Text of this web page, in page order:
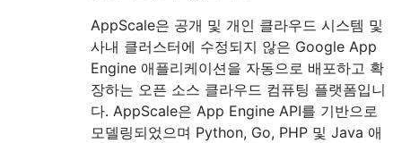
AppScale은 공개 및 개인 클라우드 시스템 및
사내 클러스터에 수정되지 않은 Google App
Engine 애플리케이션을 자동으로 배포하고 확
장하는 오픈 소스 클라우드 컴퓨팅 플랫폼입니
다. AppScale은 App Engine API를 기반으로
모델링되었으며 Python, Go, PHP 및 Java 애